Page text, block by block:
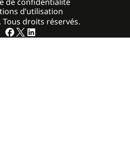
droits réservés.
d’utilisation